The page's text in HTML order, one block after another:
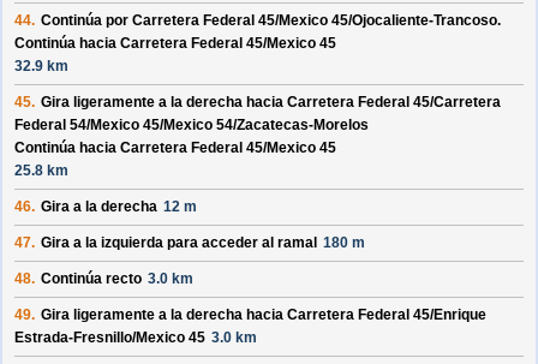
44. Continúa por Carretera Federal 45/Mexico 45/Ojocaliente-Trancoso.
Continúa hacia Carretera Federal 45/Mexico 45
32.9 km
45. Gira ligeramente a la derecha hacia Carretera Federal 45/Carretera
Federal 54/Mexico 45/Mexico 54/Zacatecas-Morelos
Continúa hacia Carretera Federal 45/Mexico 45
25.8 km
46. Gira a la derecha 12 m
47. Gira a la izquierda para acceder al ramal 180 m
48. Continúa recto 3.0 km
49. Gira ligeramente a la derecha hacia Carretera Federal 45/Enrique
Estrada-Fresnillo/Mexico 45 3.0 km